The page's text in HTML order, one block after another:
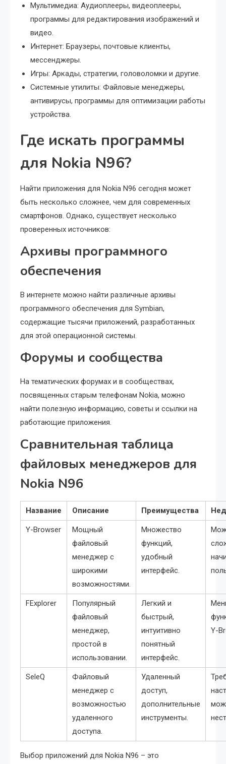
Мультимедиа: Аудиоплееры, видеоплееры,
программы для редактирования изображений и
видео.
Интернет: Браузеры, почтовые клиенты,
мессенджеры.
Игры: Аркады, стратегии, головоломки и другие.
Системные утилиты: Файловые менеджеры,
антивирусы, программы для оптимизации работы
устройства.
Где искать программы
для Nokia N96?
Найти приложения для Nokia N96 сегодня может
быть несколько сложнее, чем для современных
смартфонов. Однако, существует несколько
проверенных источников:
Архивы программного
обеспечения
В интернете можно найти различные архивы
программного обеспечения для Symbian,
содержащие тысячи приложений, разработанных
для этой операционной системы.
Форумы и сообщества
На тематических форумах и в сообществах,
посвященных старым телефонам Nokia, можно
найти полезную информацию, советы и ссылки на
работающие приложения.
Сравнительная таблица
файловых менеджеров для
Nokia N96
Название Описание Преимущества
Y-Browser
Мощный
файловый
менеджер с
широкими
возможностями.
Множество
функций,
удобный
интерфейс.
FExplorer
Популярный
файловый
менеджер,
простой в
использовании.
Легкий и
быстрый,
интуитивно
понятный
интерфейс.
Y-
SeleQ
Файловый
менеджер с
возможностью
удаленного
доступа.
Удаленный
доступ,
дополнительные
инструменты.
Выбор приложений для Nokia N96 – это